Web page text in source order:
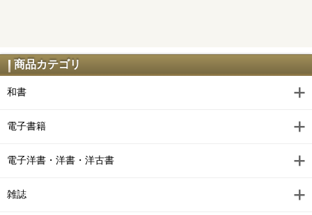
商品カテゴリ
和書
電子書籍
電子洋書・洋書・洋古書
雑誌